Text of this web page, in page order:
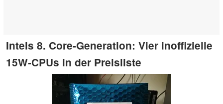
Intels 8. Core-Generation: Vier inoffizielle
15W-CPUs in der Preisliste